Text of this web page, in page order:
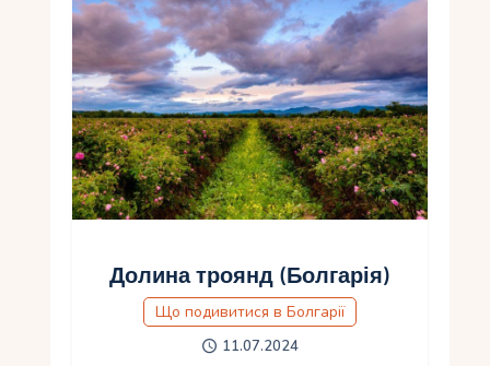
Долина троянд (Болгарія)
Що подивитися в Болгарії
11.07.2024